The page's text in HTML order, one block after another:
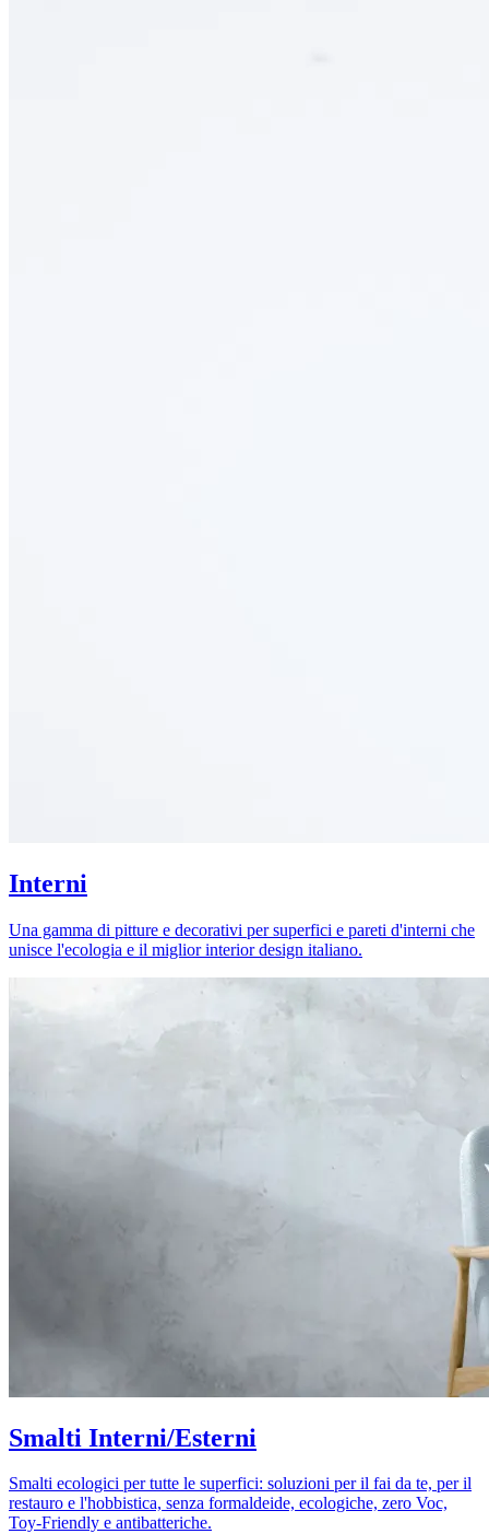
Interni
Una gamma di pitture e decorativi per superfici e pareti d'interni che
unisce l'ecologia e il miglior interior design italiano.
Smalti Interni/Esterni
Smalti ecologici per tutte le superfici: soluzioni per il fai da te, per il
restauro e l'hobbistica, senza formaldeide, ecologiche, zero Voc,
Toy-Friendly e antibatteriche.